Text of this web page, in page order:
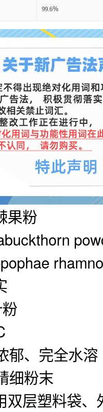
99.6％
果粉
郁、完全水溶
细粉末
双层塑料袋